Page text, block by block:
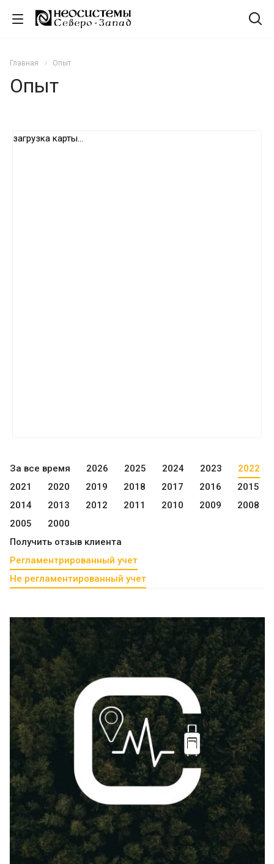
Главная Опыт
Опыт
загрузка карты...
За все время 2026 2025 2024 2023
2022
2021
2020 2019 2018 2017 2016
2015
2014
2013 2012 2011 2010 2009
2008
2005
2000
Получить отзыв клиента
Регламентрированный учет
Не регламентированный учет
Смотреть проект